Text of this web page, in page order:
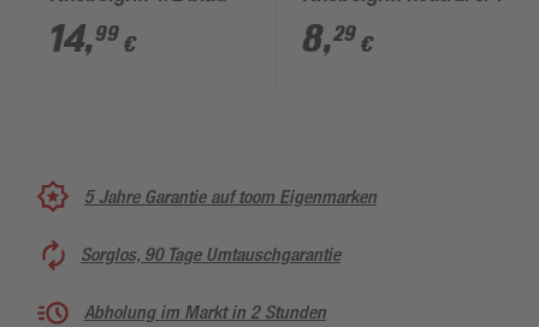
14,99 € 8,29 €
5 Jahre Garantie auf toom Eigenmarken
Sorglos, 90 Tage Umtauschgarantie
Abholung im Markt in 2 Stunden